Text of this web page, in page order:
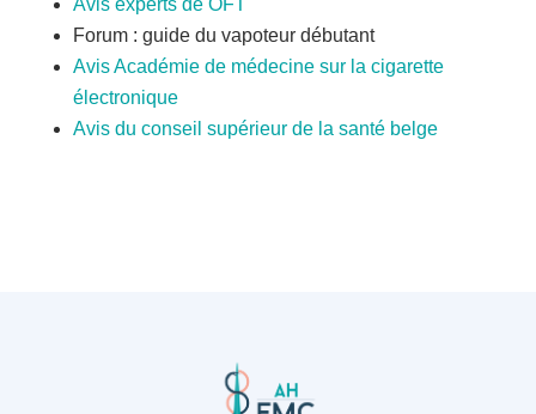
Avis experts de OFT
Forum : guide du vapoteur débutant
Avis Académie de médecine sur la cigarette
électronique
Avis du conseil supérieur de la santé belge